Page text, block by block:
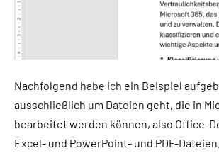
Nachfolgend habe ich ein Beispiel
ausschließlich um Dateien geht, die in
bearbeitet werden können, also Office-
Excel- und PowerPoint- und PDF-